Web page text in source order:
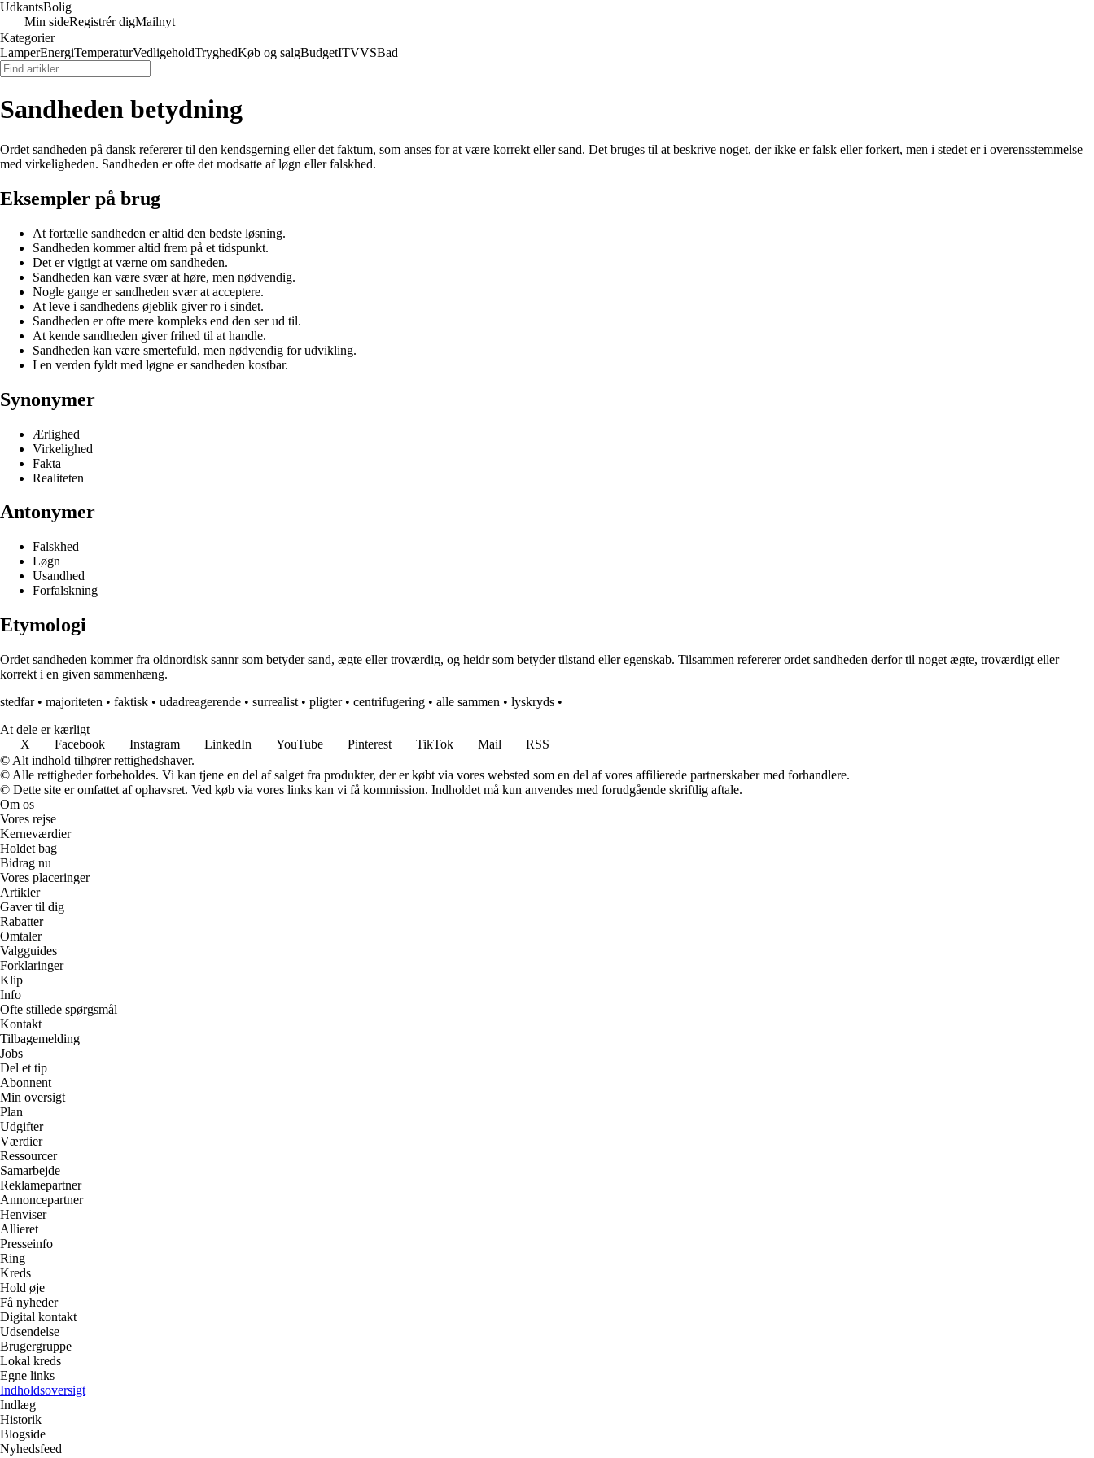
UdkantsBolig
Min sideRegistrér digMailnyt
Kategorier
LamperEnergiTemperaturVedligeholdTryghedKøb og salgBudgetITVVSBad
Sandheden betydning
Ordet sandheden på dansk refererer til den kendsgerning eller det faktum, som anses for at være korrekt eller sand. Det bruges til at beskrive noget, der ikke er falsk eller forkert, men i stedet er i overensstemmelse
med virkeligheden. Sandheden er ofte det modsatte af løgn eller falskhed.
Eksempler på brug
At fortælle sandheden er altid den bedste løsning.
Sandheden kommer altid frem på et tidspunkt.
Det er vigtigt at værne om sandheden.
Sandheden kan være svær at høre, men nødvendig.
Nogle gange er sandheden svær at acceptere.
At leve i sandhedens øjeblik giver ro i sindet.
Sandheden er ofte mere kompleks end den ser ud til.
At kende sandheden giver frihed til at handle.
Sandheden kan være smertefuld, men nødvendig for udvikling.
I en verden fyldt med løgne er sandheden kostbar.
Synonymer
Ærlighed
Virkelighed
Fakta
Realiteten
Antonymer
Falskhed
Løgn
Usandhed
Forfalskning
Etymologi
Ordet sandheden kommer fra oldnordisk sannr som betyder sand, ægte eller troværdig, og heidr som betyder tilstand eller egenskab. Tilsammen refererer ordet sandheden derfor til noget ægte, troværdigt eller
korrekt i en given sammenhæng.
stedfar• majoriteten • faktisk • udadreagerende • surrealist • pligter• centrifugering • alle sammen • lyskryds •
At dele er kærligt
X
Facebook Instagram LinkedIn YouTube Pinterest TikTok Mail
RSS
© Alt indhold tilhører rettighedshaver.
© Alle rettigheder forbeholdes. Vi kan tjene en del af salget fra produkter, der er købt via vores websted som en del af vores affilierede partnerskaber med forhandlere.
© Dette site er omfattet af ophavsret. Ved køb via vores links kan vi få kommission. Indholdet må kun anvendes med forudgående skriftlig aftale.
Om os
Vores rejse
Kerneværdier
Holdet bag
Bidrag nu
Vores placeringer
Artikler
Gaver til dig
Rabatter
Omtaler
Valgguides
Forklaringer
Klip
Info
Ofte stillede spørgsmål
Kontakt
Tilbagemelding
Jobs
Del et tip
Abonnent
Min oversigt
Plan
Udgifter
Værdier
Ressourcer
Samarbejde
Reklamepartner
Annoncepartner
Henviser
Allieret
Presseinfo
Ring
Kreds
Hold øje
Få nyheder
Digital kontakt
Udsendelse
Brugergruppe
Lokal kreds
Egne links
Indholdsoversigt
Indlæg
Historik
Blogside
Nyhedsfeed